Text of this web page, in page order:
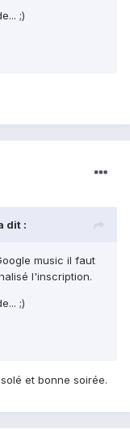
;)
dit :
music il faut
l'inscription.
;)
et bonne soirée.